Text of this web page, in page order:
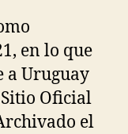
en lo que
a Uruguay
Oficial
el